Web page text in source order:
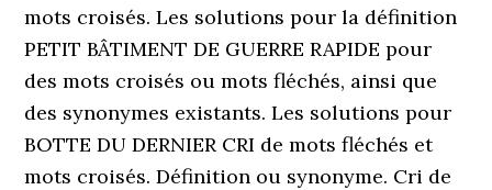
mots croisés. Les solutions pour la définition
PETIT BÂTIMENT DE GUERRE RAPIDE pour
des mots croisés ou mots fléchés, ainsi que
des synonymes existants. Les solutions pour
BOTTE DU DERNIER CRI de mots fléchés et
mots croisés. Définition ou synonyme. Cri de